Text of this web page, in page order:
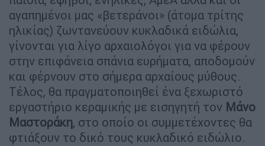
αγαπημένοι μας «βετεράνοι» (άτομα τρίτης
ηλικίας) ζωντανεύουν κυκλαδικά ειδώλια,
γίνονται για λίγο αρχαιολόγοι για να φέρουν
στην επιφάνεια σπάνια ευρήματα, αποδομούν
και φέρνουν στο σήμερα αρχαίους μύθους.
Τέλος, θα πραγματοποιηθεί ένα ξεχωριστό
εργαστήριο κεραμικής με εισηγητή τον Μάνο
Μαστοράκη, στο οποίο οι συμμετέχοντες θα
φτιάξουν το δικό τους κυκλαδικό ειδώλιο.